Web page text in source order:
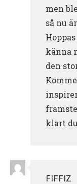
men
så nu
känna
den
klart
FIFFIZ